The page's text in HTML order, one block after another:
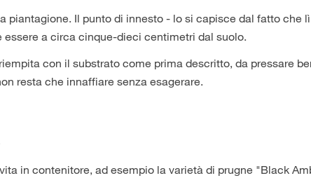
piantagione. Il punto di innesto - lo si capisce dal fatto che
essere a circa cinque-dieci centimetri dal suolo.
con il substrato come prima descritto, da pressare
resta che innaffiare senza esagerare.
in contenitore, ad esempio la varietà di prugne "Black